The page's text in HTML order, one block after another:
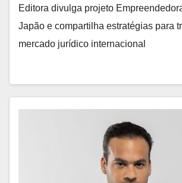
Editora divulga projeto
Japão e compartilha estratégias para
mercado jurídico internacional